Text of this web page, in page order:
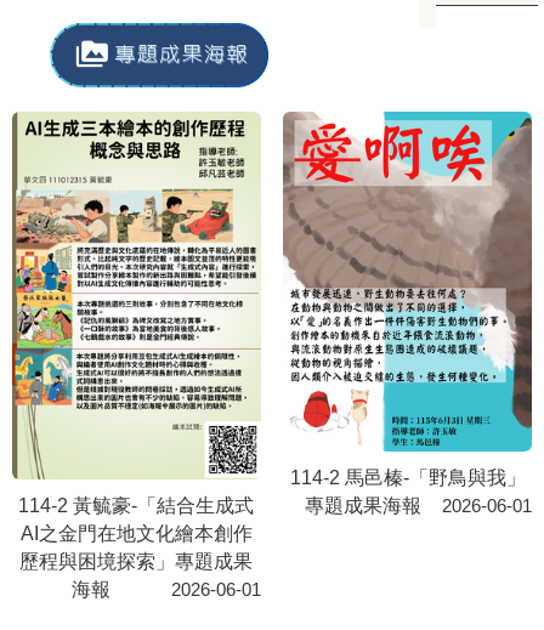
114-2 黃毓豪-「結合生成式
AI之金門在地文化繪本創作
歷程與困境探索」專題成果
海報
2026-06-01
114-2 馬邑榛-「野鳥與我」
專題成果海報
2026-06-01